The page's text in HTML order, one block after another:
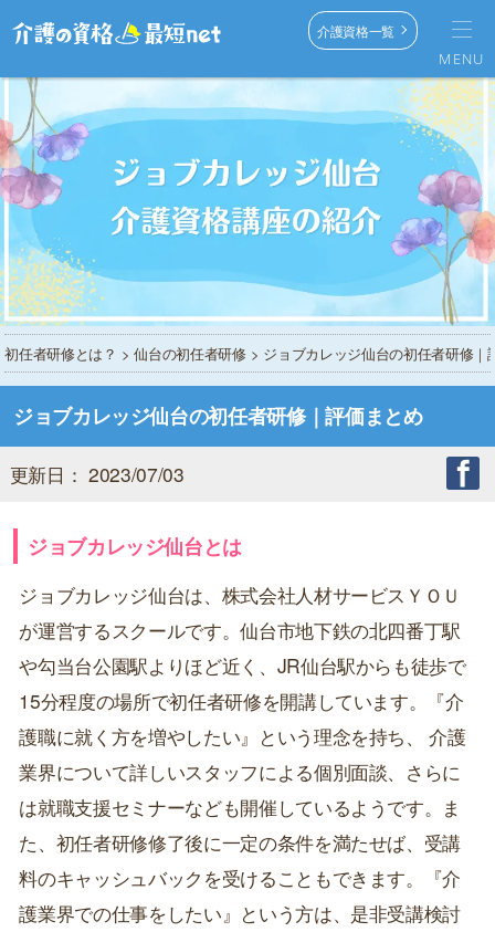
MENU
介護資格一覧
初任者研修とは？ >仙台の初任者研修 > ジョブカレッジ仙台の初任者研修｜
ジョブカレッジ仙台の初任者研修｜評価まとめ
更新日： 2023/07/03
ジョブカレッジ仙台とは
ジョブカレッジ仙台は、株式会社人材サービスＹＯＵ
が運営するスクールです。仙台市地下鉄の北四番丁駅
や勾当台公園駅よりほど近く、JR仙台駅からも徒歩で
15分程度の場所で初任者研修を開講しています。『介
護職に就く方を増やしたい』という理念を持ち、 介護
業界について詳しいスタッフによる個別面談、さらに
は就職支援セミナーなども開催しているようです。ま
た、初任者研修修了後に一定の条件を満たせば、受講
料のキャッシュバックを受けることもできます。『介
護業界での仕事をしたい』という方は、是非受講検討